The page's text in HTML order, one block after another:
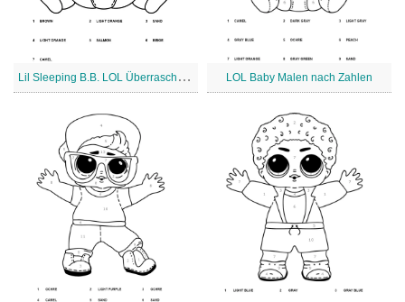
L
il Sleeping B.B. LOL Überraschung Malen nach Zahlen LOL Baby Malen nach Zahlen